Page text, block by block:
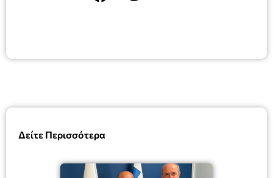
Δείτε Περισσότερα